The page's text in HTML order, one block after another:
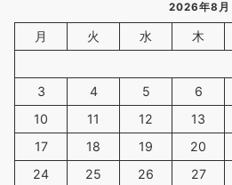
2026年8月
月 火 水 木
3
4 5 6
10
11 12 13
17
18 19 20
24
25 26 27